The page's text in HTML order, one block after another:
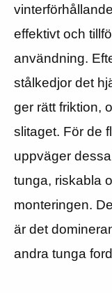
effektivt och
användning.
stålkedjor det
ger rätt friktion,
slitaget. För de
uppväger
tunga, riskabla
monteringen.
är det
andra tunga